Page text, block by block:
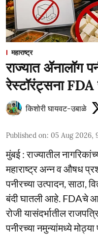
महाराष्ट्र
राज्यात ॲनालॉग
रेस्टॉरंट्सना
किशोरी घायवट-उबाळे
Published on: 05 Aug 2026,
मुंबई : राज्यातील
महाराष्ट्र अन्न व औषध
पनीरच्या उत्पादन, साठा,
बंदी घातली आहे. FDAचे
रोजी यासंदर्भातील
पनीरच्या नमुन्यांमध्ये